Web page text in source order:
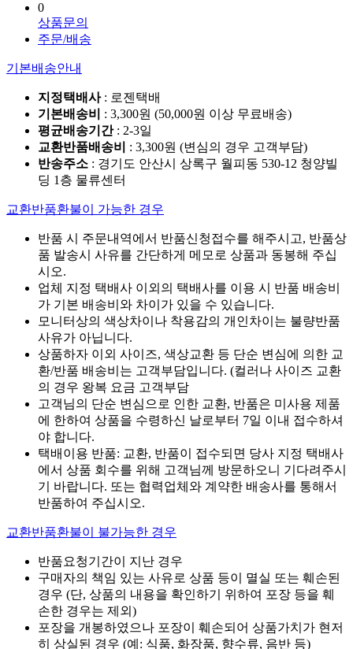
0
상품문의
주문/배송
기본배송안내
지정택배사: 로젠택배
기본배송비
: 3,300원 (50,000원 이상 무료배송)
평균배송기간: 2-3일
교환반품배송비
: 3,300원 (변심의 경우 고객부담)
반송주소 : 경기도 안산시 상록구 월피동 530-12 청양빌
딩 1층 물류센터
교환반품환불이 가능한 경우
반품 시 주문내역에서 반품신청접수를 해주시고, 반품상
품 발송시 사유를 간단하게 메모로 상품과 동봉해 주십
시오.
업체 지정 택배사 이외의 택배사를 이용 시 반품 배송비
가 기본 배송비와 차이가 있을 수 있습니다.
모니터상의 색상차이나 착용감의 개인차이는 불량반품
사유가 아닙니다.
상품하자 이외 사이즈, 색상교환 등 단순 변심에 의한 교
환/반품 배송비는 고객부담입니다. (컬러나 사이즈 교환
의 경우 왕복 요금 고객부담
고객님의 단순 변심으로 인한 교환, 반품은 미사용 제품
에 한하여 상품을 수령하신 날로부터 7일 이내 접수하셔
야 합니다.
택배이용 반품: 교환, 반품이 접수되면 당사 지정 택배사
에서 상품 회수를 위해 고객님께 방문하오니 기다려주시
기 바랍니다. 또는 협력업체와 계약한 배송사를 통해서
반품하여 주십시오.
교환반품환불이 불가능한 경우
반품요청기간이 지난 경우
구매자의 책임 있는 사유로 상품 등이 멸실 또는 훼손된
경우 (단, 상품의 내용을 확인하기 위하여 포장 등을 훼
손한 경우는 제외)
포장을 개봉하였으나 포장이 훼손되어 상품가치가 현저
히 상실된 경우 (예: 식품, 화장품, 향수류, 음반 등)